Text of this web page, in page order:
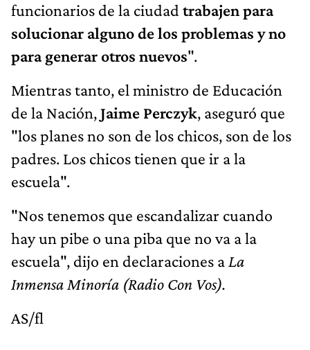
funcionarios de la ciudad trabajen para
solucionar alguno de los problemas y no
para generar otros nuevos".
Mientras tanto, el ministro de Educación
de la Nación,Jaime Perczyk, aseguró que
"los planes no son de los chicos, son de los
padres. Los chicos tienen que ir a la
escuela".
"Nos tenemos que escandalizar cuando
hay un pibe o una piba que no va a la
escuela", dijo en declaraciones a La
Inmensa Minoría (Radio Con Vos).
AS/fl